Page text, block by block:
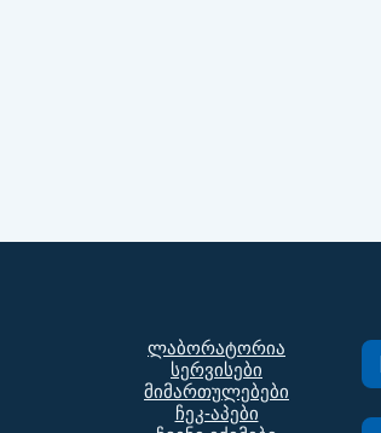
ლაბორატორია
სერვისები
მიმართულებები
ჩეკ-აპები